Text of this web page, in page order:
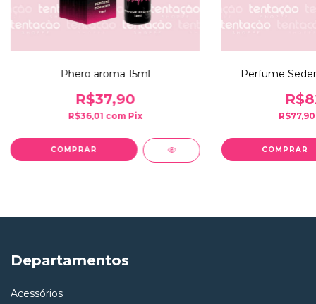
Phero aroma 15ml
R$37,90
R$36,01 com Pix
Perfume
Departamentos
Acessórios